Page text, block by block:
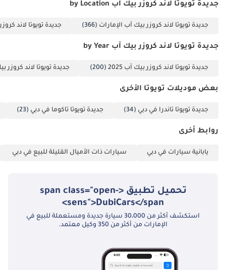
جديدة تويوتا لاند كروزر بيك آب by Location
جديدة تويوتا لاند كروزر بيك آب الإمارات (366) جديدة تويوتا لاند
جديدة تويوتا لاند كروزر بيك آب by Year
جديدة تويوتا لاند كروزر بيك آب 2025 (200) جديدة تويوتا لاند كروزر بيك
بعض موديلات تويوتا الأخرى
جديدة تويوتا تاندرا في دبي (34) جديدة تويوتا تاكوما في دبي (23)
روابط أخرى
يابانية سيارات في دبي سيارات ذات الأميال القليلة للبيع في دبي
تحميل تطبيق <span class="open-
sens">DubiCars</span>
استكشف أكثر من 30،000 سيارة جديدة ومستعملة للبيع في
الإمارات من أكثر من 350 وكيل معتمد.
مجلس التعاون الخليجي بنظام تبريد وكبح مُحسّن خصيصًا لظروف
أساسية بحد ذاتها.
الخلاصة
المحرك وقيمة إعادة البيع المتميزة في السوق. إنها فرصة نادرة لاقتناء
وبلونها الأكثر رواجاً في المنطقة، جاهزة للعمل الاحترافي ومغامرات
الصحراء على حدٍ سواء.
خبراء السوق. يُرجى دائماً فحص السيارة قبل الشراء.